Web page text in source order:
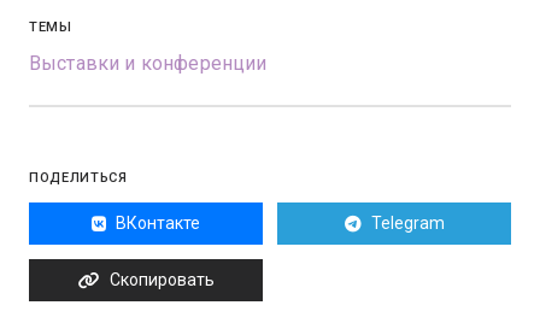
ТЕМЫ
Выставки и конференции
ПОДЕЛИТЬСЯ
ВКонтакте Telegram
Скопировать